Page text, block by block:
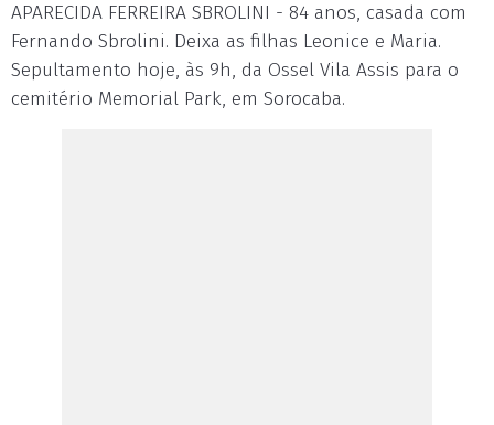
APARECIDA FERREIRA SBROLINI - 84 anos, casada com
Fernando Sbrolini. Deixa as filhas Leonice e Maria.
Sepultamento hoje, às 9h, da Ossel Vila Assis para o
cemitério Memorial Park, em Sorocaba.